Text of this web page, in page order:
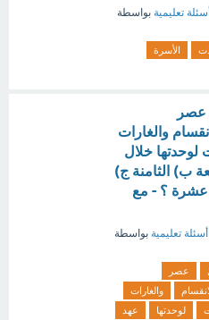
أسئلة تعليمية بواسطة
الأسرة
عصر
والغارات
لوحدتها خلال
ب) الثامنة ج)
عشرة ؟ - مع
أسئلة تعليمية بواسطة
عصر
والغارات
لوحدتها
عهد